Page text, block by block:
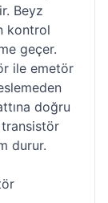
Beyz
kontrol
geçer.
ile emetör
doğru
transistör
durur.